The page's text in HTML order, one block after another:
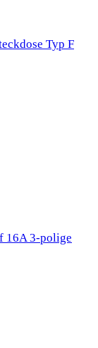
Typ F
16A 3-polige